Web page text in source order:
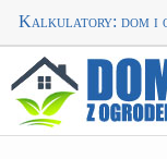
Kalkulatory: dom i